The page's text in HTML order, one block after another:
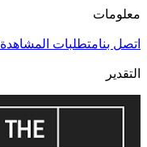
معلومات
اتصل بنامتطلبات المشاهدة
التقدير